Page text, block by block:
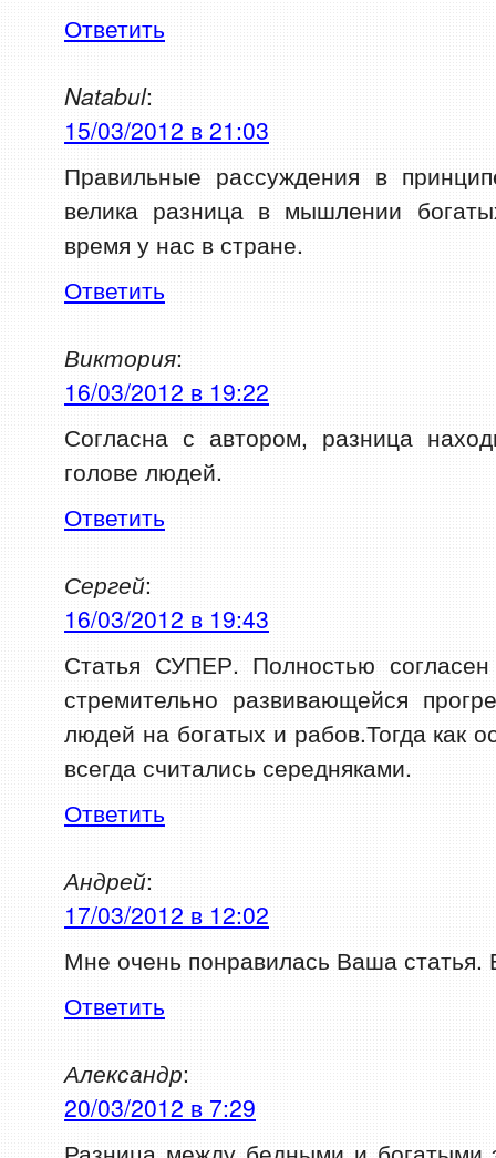
Ответить
Natabul:
15/03/2012 в 21:03
Правильные рассуждения в
велика разница в мышлении
время у нас в стране.
Ответить
Виктория:
16/03/2012 в 19:22
Согласна с автором, разница
голове людей.
Ответить
Сергей:
16/03/2012 в 19:43
Статья СУПЕР. Полностью
стремительно развивающейся
людей на богатых и рабов.Тогда как
всегда считались середняками.
Ответить
Андрей:
17/03/2012 в 12:02
Мне очень понравилась Ваша
Ответить
Александр:
20/03/2012 в 7:29